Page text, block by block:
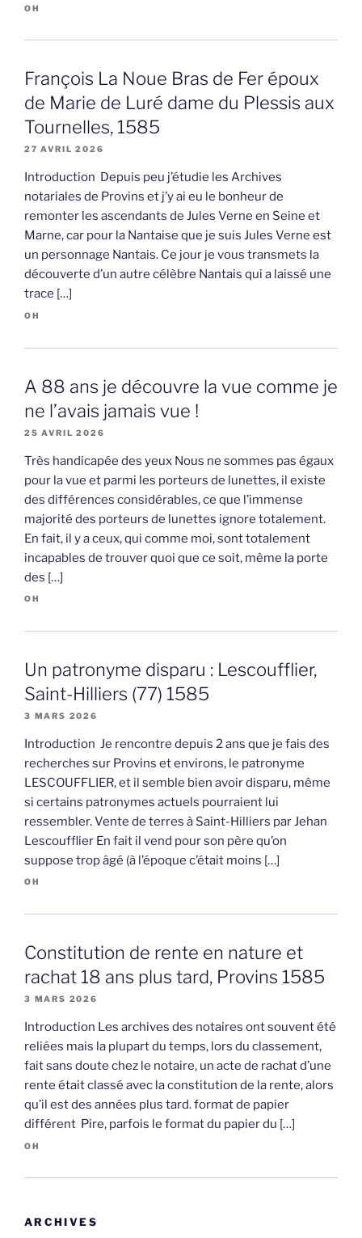
OH
François La Noue Bras de Fer époux
de Marie de Luré dame du Plessis aux
Tournelles, 1585
27 AVRIL 2026
Introduction Depuis peu j’étudie les Archives
notariales de Provins et j’y ai eu le bonheur de
remonter les ascendants de Jules Verne en Seine et
Marne, car pour la Nantaise que je suis Jules Verne est
un personnage Nantais. Ce jour je vous transmets la
découverte d’un autre célèbre Nantais qui a laissé une
trace […]
OH
A 88 ans je découvre la vue comme je
ne l’avais jamais vue !
25 AVRIL 2026
Très handicapée des yeux Nous ne sommes pas égaux
pour la vue et parmi les porteurs de lunettes, il existe
des différences considérables, ce que l’immense
majorité des porteurs de lunettes ignore totalement.
En fait, il y a ceux, qui comme moi, sont totalement
incapables de trouver quoi que ce soit, même la porte
des […]
OH
Un patronyme disparu : Lescoufflier,
Saint-Hilliers (77) 1585
3 MARS 2026
Introduction Je rencontre depuis 2 ans que je fais des
recherches sur Provins et environs, le patronyme
LESCOUFFLIER, et il semble bien avoir disparu, même
si certains patronymes actuels pourraient lui
ressembler. Vente de terres à Saint-Hilliers par Jehan
Lescoufflier En fait il vend pour son père qu’on
suppose trop âgé (à l’époque c’était moins […]
OH
Constitution de rente en nature et
rachat 18 ans plus tard, Provins 1585
3 MARS 2026
Introduction Les archives des notaires ont souvent été
reliées mais la plupart du temps, lors du classement,
fait sans doute chez le notaire, un acte de rachat d’une
rente était classé avec la constitution de la rente, alors
qu’il est des années plus tard. format de papier
différent Pire, parfois le format du papier du […]
OH
ARCHIVES